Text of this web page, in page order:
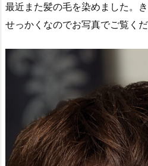
最近また髪の毛を染めました。
せっかくなのでお写真でご覧くだ